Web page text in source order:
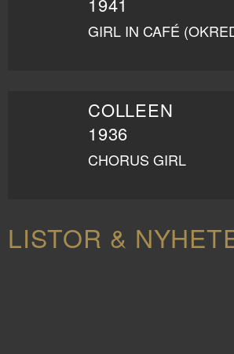
GIRL IN CAFÉ
COLLEEN
1936
CHORUS GIRL
LISTOR &